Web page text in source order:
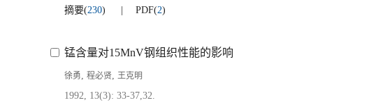
摘要(230) PDF(2)
锰含量对15MnV钢组织性能的影响
徐勇, 程必贤, 王克明
1992, 13(3): 33-37,32.